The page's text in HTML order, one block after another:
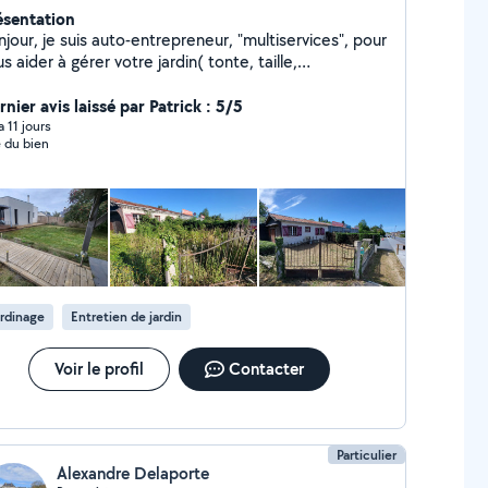
je suis auto-entrepreneur, "multiservices", pour
aider à gérer votre jardin( tonte, taille,
bricoler votre intérieur. N'hésitez pas à me contacter.
avis laissé par Patrick : 5/5
11 jours
du bien
Entretien de jardin
Voir le profil Contacter
Particulier
Alexandre Delaporte